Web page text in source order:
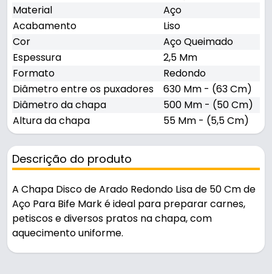
Material
Aço
Acabamento
Liso
Cor
Aço Queimado
Espessura
2,5 Mm
Formato
Redondo
Diâmetro entre os puxadores
630 Mm - (63 Cm)
Diâmetro da chapa
500 Mm - (50 Cm)
Altura da chapa
55 Mm - (5,5 Cm)
Descrição do produto
A Chapa Disco de Arado Redondo Lisa de 50 Cm de
Aço Para Bife Mark é ideal para preparar carnes,
petiscos e diversos pratos na chapa, com
aquecimento uniforme.